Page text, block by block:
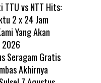
TTU vs NTT Hits:
2 x 24 Jam
Yang Akan
2026
Seragam Gratis
Akhirnya